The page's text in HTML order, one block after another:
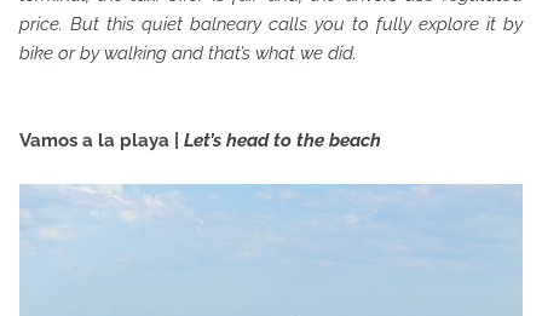
price. But this quiet balneary calls you to fully explore it by
bike or by walking and that’s what we did.
Vamos a la playa Let’s head to the beach